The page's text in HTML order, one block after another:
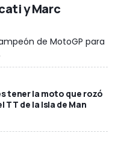
y Marc
de MotoGP para
tener la moto que rozó
TT de la Isla de Man